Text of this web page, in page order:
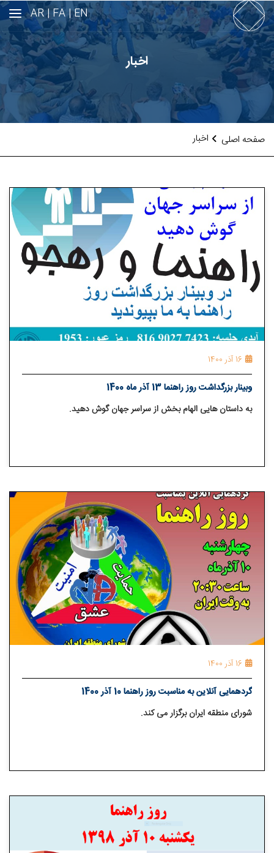
EN |
FA |
AR
اخبار
صفحه اصلی اخبار
16 آذر 1400
وبینار بزرگداشت روز راهنما 13 آذر ماه 1400
به داستان هایی الهام بخش از سراسر جهان گوش دهید.
16 آذر 1400
گردهمایی آنلاین به مناسبت روز راهنما 10 آذر 1400
شورای منطقه ایران برگزار می کند.